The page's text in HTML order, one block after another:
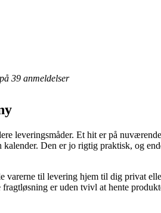
39 anmeldelser
leveringsmåder. Et hit er på
Den er jo rigtig praktisk, og
varerne til levering hjem til dig privat
er uden tvivl at hente